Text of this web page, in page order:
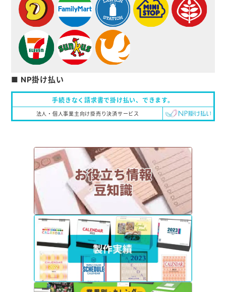
■ NP掛け払い
手続きなく請求書で掛け払い、 できます。
法人・個人事業主向け掛売り決済サービス